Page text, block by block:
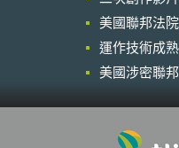
財產組合之方式。 1.簡化
檢索 無論是評估新產品的可專利性、
評估競爭對
險、抑或是
了解特定領
檢索服務，
可自行進行
的文件審查
美國聯邦法
運作技術成
美國涉密聯